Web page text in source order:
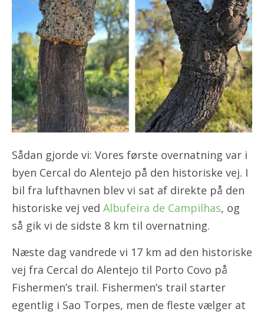
Sådan gjorde vi: Vores første overnatning var i
byen Cercal do Alentejo på den historiske vej. I
bil fra lufthavnen blev vi sat af direkte på den
historiske vej ved Albufeira de Campilhas, og
så gik vi de sidste 8 km til overnatning.
Næste dag vandrede vi 17 km ad den historiske
vej fra Cercal do Alentejo til Porto Covo på
Fishermen’s trail. Fishermen’s trail starter
egentlig i Sao Torpes, men de fleste vælger at